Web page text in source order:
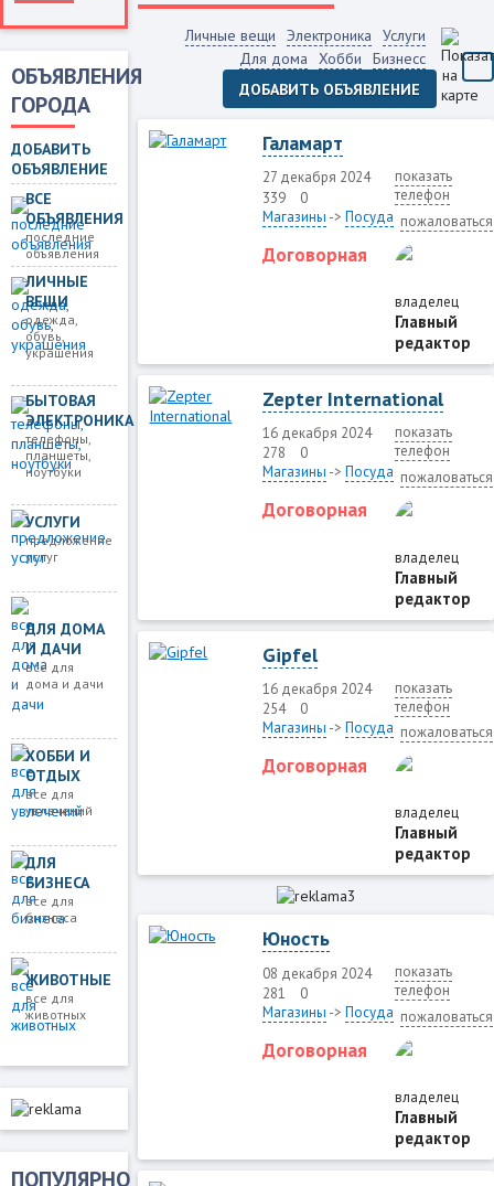
ОБЪЯВЛЕНИЯ
ГОРОДА
ДОБАВИТЬ
ОБЪЯВЛЕНИЕ
ВСЕ
ОБЪЯВЛЕНИЯ
последние
объявления
ЛИЧНЫЕ
ВЕЩИ
одежда,
обувь,
украшения
БЫТОВАЯ
ЭЛЕКТРОНИКА
телефоны,
планшеты,
ноутбуки
УСЛУГИ
предложение
услуг
ДЛЯ ДОМА
И ДАЧИ
все для
дома и дачи
ХОББИ И
ОТДЫХ
все для
увлечений
ДЛЯ
БИЗНЕСА
все для
бизнеса
ЖИВОТНЫЕ
все для
животных
ПОПУЛЯРНО
Личные вещи Электроника
Услуги
Для дома
Хобби
Бизнесс
ДОБАВИТЬ ОБЪЯВЛЕНИЕ
Галамарт
27 декабря 2024
339
0
Магазины ->Посуда
Договорная
показать
телефон
пожаловаться
владелец
Главный
редактор
Zepter International
16 декабря 2024
278
0
Магазины ->Посуда
Договорная
показать
телефон
пожаловаться
владелец
Главный
редактор
Gipfel
16 декабря 2024
254
0
Магазины ->Посуда
Договорная
показать
телефон
пожаловаться
владелец
Главный
редактор
Юность
08 декабря 2024
281
0
Магазины ->Посуда
Договорная
показать
телефон
пожаловаться
владелец
Главный
редактор